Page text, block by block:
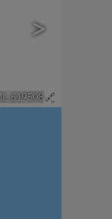
>
619508🔗